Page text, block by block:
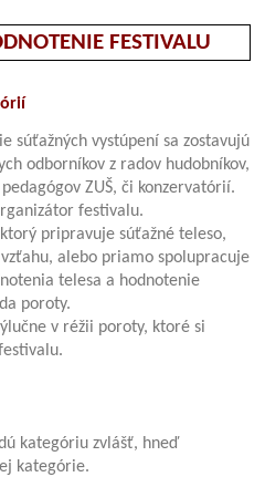
FESTIVALU
súťažných vystúpení sa zostavujú
odborníkov z radov hudobníkov,
ZUŠ, či konzervatórií.
festivalu.
pripravuje súťažné teleso,
alebo priamo spolupracuje
telesa a hodnotenie
poroty.
v réžii poroty, ktoré si
kategóriu zvlášť, hneď
kategórie.